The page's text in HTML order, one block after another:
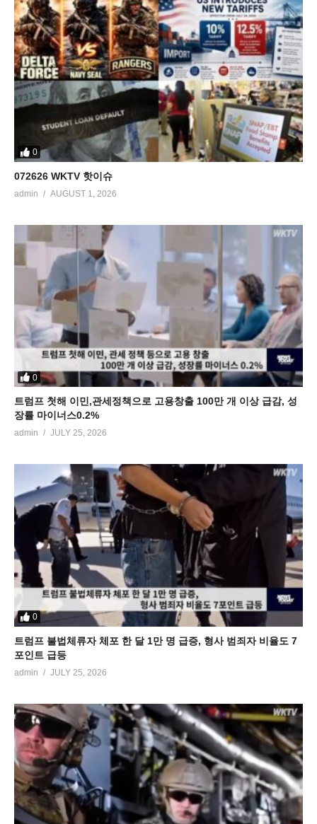
0
072626 WKTV 핫이슈
admin AUGUST 1, 2026
0
트럼프 첫해 이민,관세정책으로 고용창출 100만 개 이상 급감, 성
장률 마이너스0.2%
admin JULY 25, 2026
0
트럼프 불법체류자 체포 한 달 1만 명 급증, 형사 범죄자 비율도 7
포인트 급등
admin JULY 25, 2026